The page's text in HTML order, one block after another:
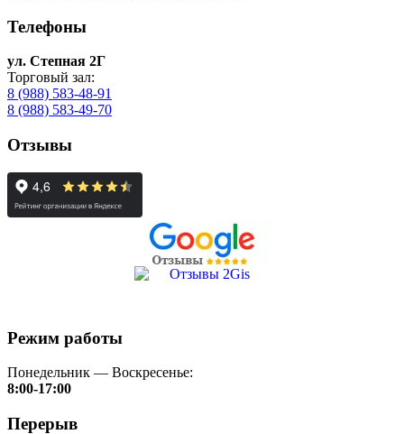
Телефоны
ул. Степная 2Г
Торговый зал:
8 (988) 583-48-91
8 (988) 583-49-70
Отзывы
Режим работы
Понедельник — Воскресенье:
8:00-17:00
Перерыв